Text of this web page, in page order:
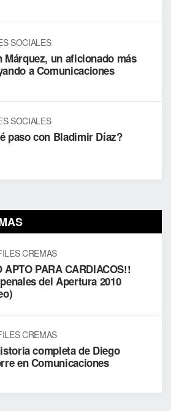
SOCIALES
Márquez, un aficionado más
a Comunicaciones
SOCIALES
paso con Bladimir Díaz?
CREMAS
APTO PARA CARDIACOS!!
del Apertura 2010
CREMAS
completa de Diego
en Comunicaciones